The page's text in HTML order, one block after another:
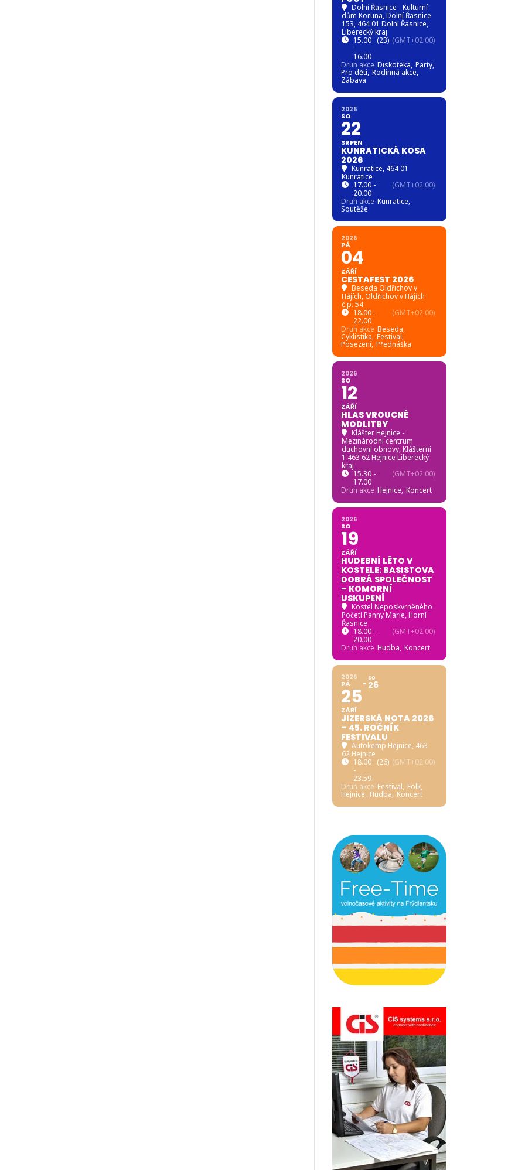
Dolní Řasnice - Kulturní
dům Koruna, Dolní Řasnice
153, 464 01 Dolní Řasnice,
Liberecký kraj
15.00
-
16.00
(23) (GMT+02:00)
Druh akce Diskotéka, Party,
Pro děti, Rodinná akce,
Zábava
2026
SO
22
SRPEN
KUNRATICKÁ KOSA
2026
Kunratice, 464 01
Kunratice
17.00 -
20.00
(GMT+02:00)
Druh akce Kunratice,
Soutěže
2026
PÁ
04
ZÁŘÍ
CESTAFEST 2026
Beseda Oldřichov v
Hájích, Oldřichov v Hájích
č.p. 54
18.00 -
22.00
(GMT+02:00)
Druh akce Beseda,
Cyklistika, Festival,
Posezení, Přednáška
2026
SO
12
ZÁŘÍ
HLAS VROUCNÉ
MODLITBY
Klášter Hejnice -
Mezinárodní centrum
duchovní obnovy, Klášterní
1 463 62 Hejnice Liberecký
kraj
15.30 -
17.00
(GMT+02:00)
Druh akce Hejnice, Koncert
2026
SO
19
ZÁŘÍ
HUDEBNÍ LÉTO V
KOSTELE: BASISTOVA
DOBRÁ SPOLEČNOST
– KOMORNÍ
USKUPENÍ
Kostel Neposkvrněného
Početí Panny Marie, Horní
Řasnice
18.00 -
20.00
(GMT+02:00)
Druh akce Hudba, Koncert
2026
PÁ
25
ZÁŘÍ
SO
26
JIZERSKÁ NOTA 2026
– 45. ROČNÍK
FESTIVALU
Autokemp Hejnice, 463
62 Hejnice
18.00
-
23.59
(26) (GMT+02:00)
Druh akce Festival, Folk,
Hejnice, Hudba, Koncert